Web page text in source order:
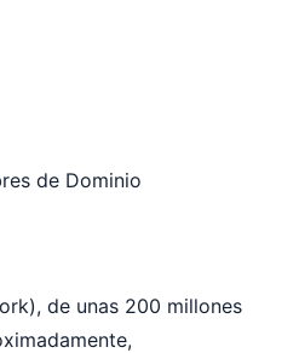
de Dominio
de unas 200 millones